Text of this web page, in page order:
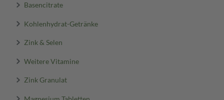
Basencitrate
Kohlenhydrat-Getränke
Zink & Selen
Weitere Vitamine
Zink Granulat
Magnesium Tabletten